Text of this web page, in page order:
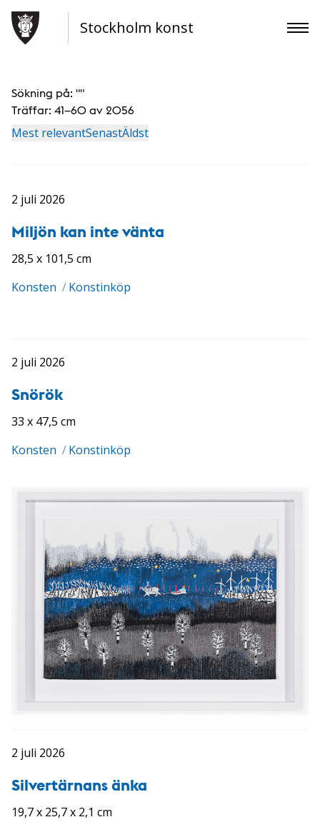
Stockholm konst
Sökning på: ""
Träffar: 41–60 av 2056
Mest relevantSenastÄldst
2 juli 2026
Miljön kan inte vänta
28,5 x 101,5 cm
Konsten / Konstinköp
2 juli 2026
Snörök
33 x 47,5 cm
Konsten / Konstinköp
2 juli 2026
Silvertärnans änka
19,7 x 25,7 x 2,1 cm